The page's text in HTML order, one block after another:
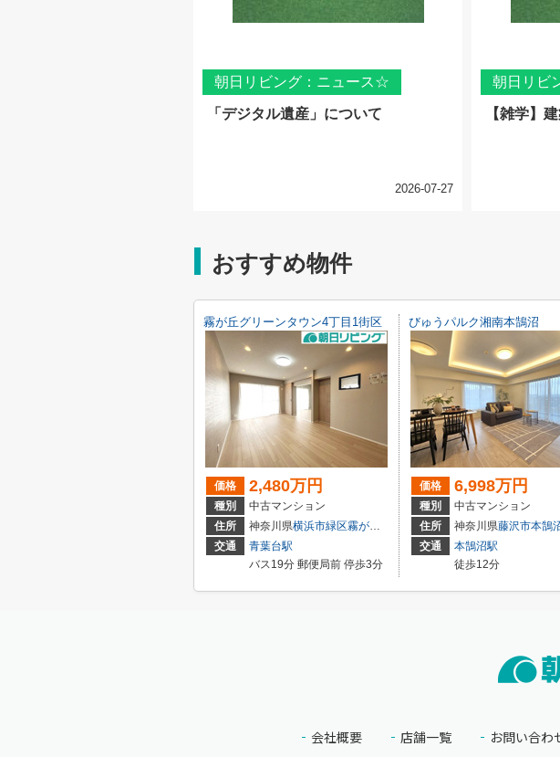
朝日リビング：ニュース☆
「デジタル遺産」について
2026-07-27
朝日リビ
【雑学】
おすすめ物件
霧が丘グリーンタウン4丁目1街区
価格 2,480万円
種別
中古マンション
住所
神奈川県横浜市緑区霧が丘
４丁目1-7
交通
青葉台駅
バス19分 郵便局前 停歩3分
びゅうパルク湘南本鵠沼
価格 6,998万円
種別
中古マンション
住所
神奈川県藤沢市本鵠
交通
本鵠沼駅
徒歩12分
会社概要 店舗一覧 お問い合わ